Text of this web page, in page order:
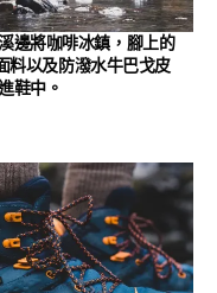
邊將咖啡冰鎮，腳上的
以及防潑水牛巴戈皮
鞋中。